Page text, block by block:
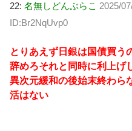
22: 名無しどんぶらこ 2025/
ID:Br2NqUvp0
とりあえず日銀は国債買う
辞めろそれと同時に利上げ
異次元緩和の後始末終わら
活はない